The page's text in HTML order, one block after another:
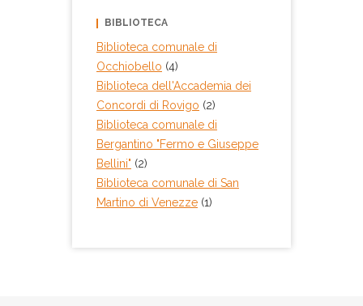
BIBLIOTECA
Biblioteca comunale di
Occhiobello (4)
Biblioteca dell'Accademia dei
Concordi di Rovigo (2)
Biblioteca comunale di
Bergantino "Fermo e Giuseppe
Bellini" (2)
Biblioteca comunale di San
Martino di Venezze (1)